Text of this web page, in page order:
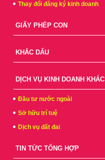
Thay đổi đăng ký kinh doanh
GIẤY PHÉP CON
KHẮC DẤU
DỊCH VỤ KINH DOANH KHÁC
Đầu tư nước ngoài
Sở hữu trí tuệ
Dịch vụ đất đai
TIN TỨC TỔNG HỢP